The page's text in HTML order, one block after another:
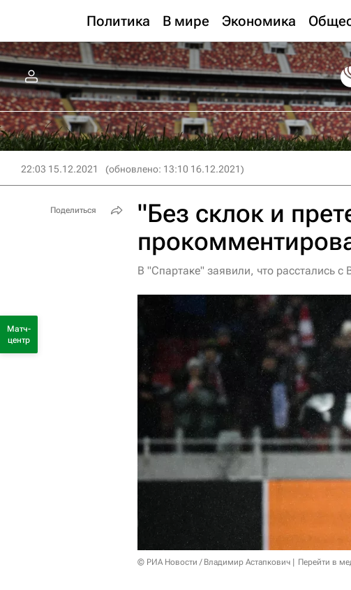
Политика В мире Экономика
22:03 15.12.2021 (обновлено: 13:10 16.12.2021)
"Без склок и
В "Спартаке" заявили, что расстались
© РИА Новости / Владимир Астапкович Перейти в
Поделиться
Матч-
центр